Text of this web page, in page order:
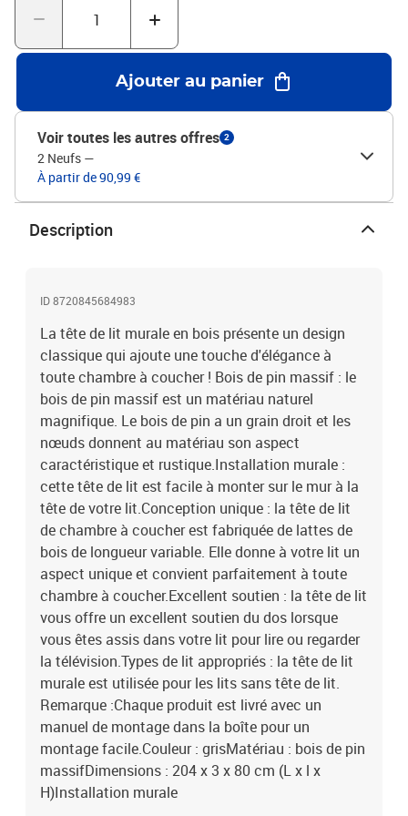
est livré avec un manuel de montage dans la boîte pour un
massifDimensions : 204 x 3 x 80 cm (L x l x H)Installation murale
Ajouter au panier
Voir toutes les autres offres 2
2 Neufs —
À partir de 90,99 €
Description
ID 8720845684983
La tête de lit murale en bois présente un design
classique qui ajoute une touche d'élégance à
toute chambre à coucher ! Bois de pin massif : le
bois de pin massif est un matériau naturel
magnifique. Le bois de pin a un grain droit et les
nœuds donnent au matériau son aspect
caractéristique et rustique.Installation murale :
cette tête de lit est facile à monter sur le mur à la
tête de votre lit.Conception unique : la tête de lit
de chambre à coucher est fabriquée de lattes de
bois de longueur variable. Elle donne à votre lit un
aspect unique et convient parfaitement à toute
chambre à coucher.Excellent soutien : la tête de lit
vous offre un excellent soutien du dos lorsque
vous êtes assis dans votre lit pour lire ou regarder
la télévision.Types de lit appropriés : la tête de lit
murale est utilisée pour les lits sans tête de lit.
Remarque :Chaque produit est livré avec un
manuel de montage dans la boîte pour un
montage facile.Couleur : grisMatériau : bois de pin
massifDimensions : 204 x 3 x 80 cm (L x l x
H)Installation murale